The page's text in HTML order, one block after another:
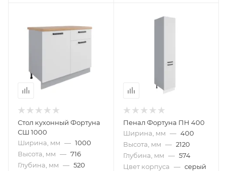
Стол кухонный Фортуна
СШ 1000
Ширина, мм — 1000
Высота, мм — 716
Глубина, мм — 520
Пенал Фортуна ПН 400
Ширина, мм — 400
Высота, мм — 2120
Глубина, мм — 574
Цвет корпуса — серый